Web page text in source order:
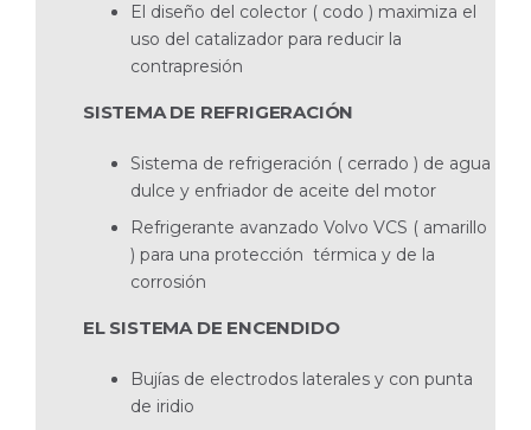
El diseño del colector ( codo ) maximiza el
uso del catalizador para reducir la
contrapresión
SISTEMA DE REFRIGERACIÓN
Sistema de refrigeración ( cerrado ) de agua
dulce y enfriador de aceite del motor
Refrigerante avanzado Volvo VCS ( amarillo
) para una protección térmica y de la
corrosión
EL SISTEMA DE ENCENDIDO
Bujías de electrodos laterales y con punta
de iridio